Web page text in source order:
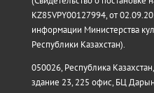
KZ85VPY00127994, от
информации Министерства
Республики Казахстан).
050026, Республика
здание 23, 225 офис, БЦ Дарын